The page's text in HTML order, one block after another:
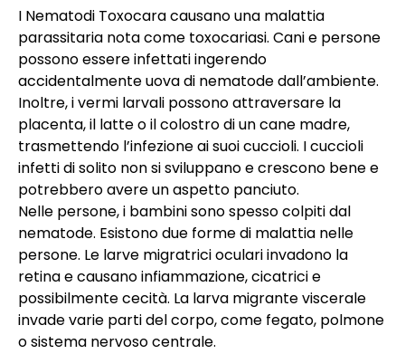
I Nematodi Toxocara causano una malattia
parassitaria nota come toxocariasi. Cani e persone
possono essere infettati ingerendo
accidentalmente uova di nematode dall’ambiente.
Inoltre, i vermi larvali possono attraversare la
placenta, il latte o il colostro di un cane madre,
trasmettendo l’infezione ai suoi cuccioli. I cuccioli
infetti di solito non si sviluppano e crescono bene e
potrebbero avere un aspetto panciuto.
Nelle persone, i bambini sono spesso colpiti dal
nematode. Esistono due forme di malattia nelle
persone. Le larve migratrici oculari invadono la
retina e causano infiammazione, cicatrici e
possibilmente cecità. La larva migrante viscerale
invade varie parti del corpo, come fegato, polmone
o sistema nervoso centrale.